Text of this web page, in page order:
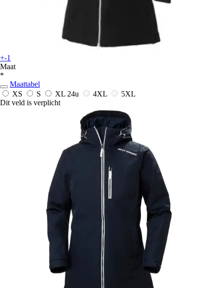
+-1
Maat
*
Maattabel
XS
S XL 24u 4XL
5XL
Dit veld is verplicht